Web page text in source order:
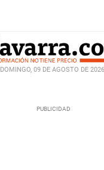
DOMINGO, 09 DE AGOSTO DE 2026